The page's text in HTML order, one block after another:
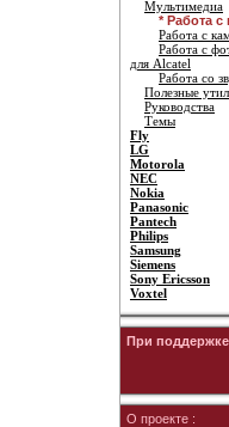
Мультимедиа
* Работа
Работа с
Работа с
для Alcatel
Работа со
Полезные
Руководства
Темы
Fly
LG
Motorola
NEC
Nokia
Panasonic
Pantech
Philips
Samsung
Siemens
Sony Ericsson
Voxtel
При
О проекте :